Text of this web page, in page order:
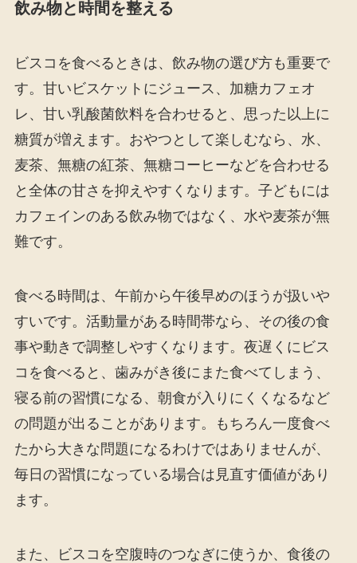
飲み物と時間を整える
ビスコを食べるときは、飲み物の選び方も重要で
す。甘いビスケットにジュース、加糖カフェオ
レ、甘い乳酸菌飲料を合わせると、思った以上に
糖質が増えます。おやつとして楽しむなら、水、
麦茶、無糖の紅茶、無糖コーヒーなどを合わせる
と全体の甘さを抑えやすくなります。子どもには
カフェインのある飲み物ではなく、水や麦茶が無
難です。
食べる時間は、午前から午後早めのほうが扱いや
すいです。活動量がある時間帯なら、その後の食
事や動きで調整しやすくなります。夜遅くにビス
コを食べると、歯みがき後にまた食べてしまう、
寝る前の習慣になる、朝食が入りにくくなるなど
の問題が出ることがあります。もちろん一度食べ
たから大きな問題になるわけではありませんが、
毎日の習慣になっている場合は見直す価値があり
ます。
また、ビスコを空腹時のつなぎに使うか、食後の